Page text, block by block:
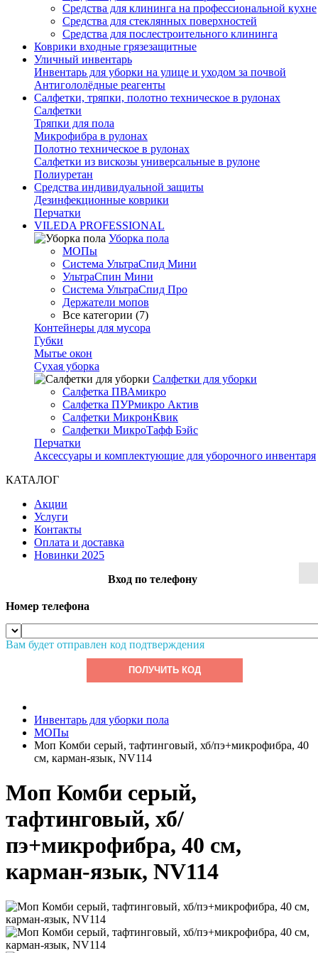
Средства для клининга на профессиональной кухне
Средства для стеклянных поверхностей
Средства для послестроительного клининга
Коврики входные грязезащитные
Уличный инвентарь
Инвентарь для уборки на улице и уходом за почвой
Антигололёдные реагенты
Салфетки, тряпки, полотно техническое в рулонах
Салфетки
Тряпки для пола
Микрофибра в рулонах
Полотно техническое в рулонах
Салфетки из вискозы универсальные в рулоне
Полиуретан
Средства индивидуальной защиты
Дезинфекционные коврики
Перчатки
VILEDA PROFESSIONAL
Уборка пола
МОПы
Система УльтраСпид Мини
УльтраСпин Мини
Система УльтраСпид Про
Держатели мопов
Все категории (7)
Контейнеры для мусора
Губки
Мытье окон
Сухая уборка
Салфетки для уборки
Салфетка ПВАмикро
Салфетка ПУРмикро Актив
Салфетки МикронКвик
Салфетки МикроТафф Бэйс
Перчатки
Аксессуары и комплектующие для уборочного инвентаря
КАТАЛОГ
Акции
Услуги
Контакты
Оплата и доставка
Новинки 2025
Вход по телефону
Номер телефона
Вам будет отправлен код подтверждения
ПОЛУЧИТЬ КОД
Инвентарь для уборки пола
МОПы
Моп Комби серый, тафтинговый, хб/пэ+микрофибра, 40
см, карман-язык, NV114
Моп Комби серый,
тафтинговый, хб/
пэ+микрофибра, 40 см,
карман-язык, NV114